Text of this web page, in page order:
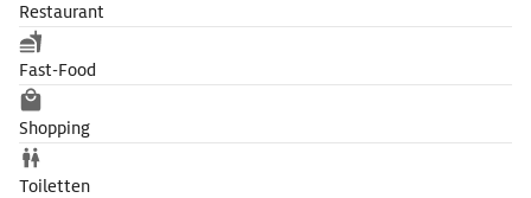
Restaurant
Fast-Food
Shopping
Toiletten